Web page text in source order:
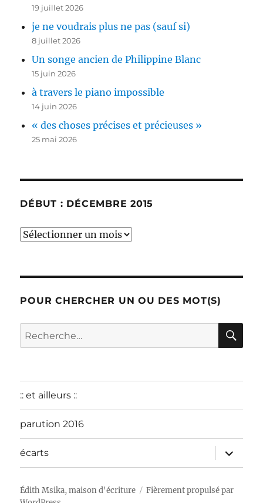
19 juillet 2026
je ne voudrais plus ne pas (sauf si)
8 juillet 2026
Un songe ancien de Philippine Blanc
15 juin 2026
à travers le piano impossible
14 juin 2026
« des choses précises et précieuses »
25 mai 2026
DÉBUT : DÉCEMBRE 2015
début
POUR CHERCHER UN OU DES MOT(S)
Recherche
pour :
:: et ailleurs ::
parution 2016
écarts
ouvrir
le
sous-
Édith Msika, maison d'écriture
Fièrement propulsé par